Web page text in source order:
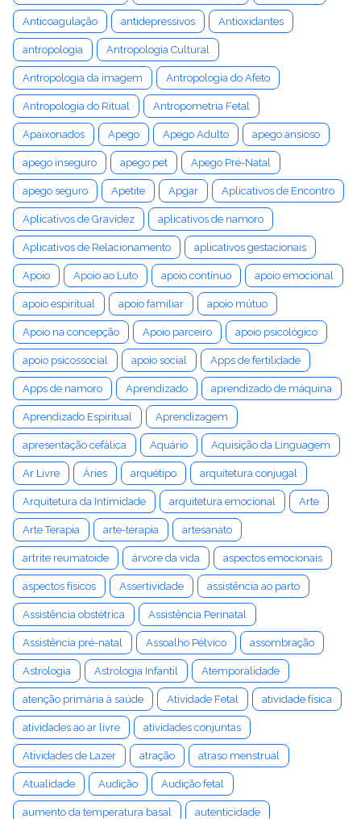
Anticoagulação antidepressivos Antioxidantes
antropologia Antropologia Cultural
Antropologia da imagem Antropologia do Afeto
Antropologia do Ritual Antropometria Fetal
Apaixonados Apego Apego Adulto apego ansioso
apego inseguro apego pet Apego Pré-Natal
apego seguro Apetite Apgar Aplicativos de Encontro
Aplicativos de Gravidez aplicativos de namoro
Aplicativos de Relacionamento aplicativos gestacionais
Apoio Apoio ao Luto apoio contínuo apoio emocional
apoio espiritual apoio familiar apoio mútuo
Apoio na concepção Apoio parceiro apoio psicológico
apoio psicossocial apoio social Apps de fertilidade
Apps de namoro Aprendizado aprendizado de máquina
Aprendizado Espiritual Aprendizagem
apresentação cefálica Aquário Aquisição da Linguagem
Ar Livre Áries arquétipo arquitetura conjugal
Arquitetura da Intimidade arquitetura emocional Arte
Arte Terapia arte-terapia artesanato
artrite reumatoide árvore da vida aspectos emocionais
aspectos físicos Assertividade assistência ao parto
Assistência obstétrica Assistência Perinatal
Assistência pré-natal Assoalho Pélvico assombração
Astrologia Astrologia Infantil Atemporalidade
atenção primária à saúde Atividade Fetal atividade física
atividades ao ar livre atividades conjuntas
Atividades de Lazer atração atraso menstrual
Atualidade Audição Audição fetal
aumento da temperatura basal autenticidade